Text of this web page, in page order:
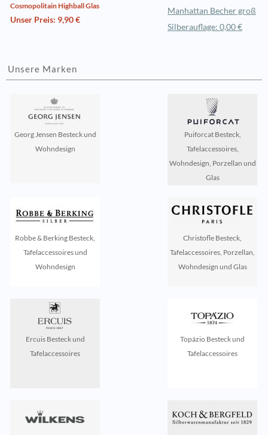
Cosmopolitain Highball Glas
Unser Preis: 9,90 €
Manhattan Becher groß
Silberauflage: 0,00 €
Unsere Marken
Georg Jensen Besteck und
Wohndesign
Puiforcat Besteck,
Tafelaccessoires,
Wohndesign, Porzellan und
Glas
Robbe & Berking Besteck,
Tafelaccessoires und
Wohndesign
Christofle Besteck,
Tafelaccessoires, Porzellan,
Wohndesign und Glas
Ercuis Besteck und
Tafelaccessoires
Topázio Besteck und
Tafelaccessoires